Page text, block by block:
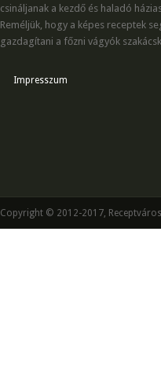
csináljanak a kezdő és haladó
Reméljük, hogy a képes receptek
gazdagítani a főzni vágyók
Impresszum
Copyright © 2012-2017,